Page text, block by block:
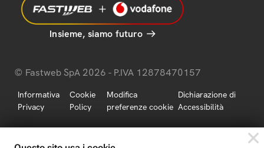
Insieme, siamo futuro
© Fastweb SpA 2026 - P.IVA 12878470157
Informativa
Privacy
Cookie
Policy
Modifica
preferenze cookie
Dichiarazione di
Accessibilità